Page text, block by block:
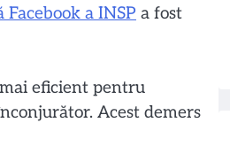
Facebook a INSP a fost
eficient pentru
Acest demers